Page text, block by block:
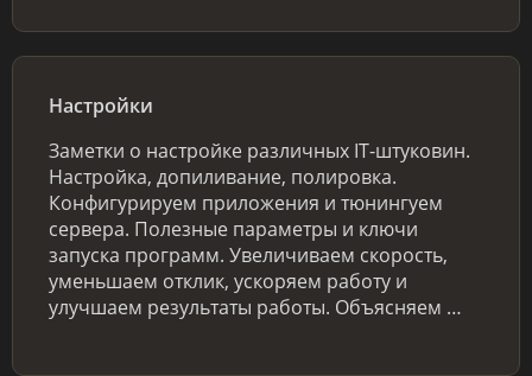
Настройки
Заметки о настройке различных IT-штуковин.
Настройка, допиливание, полировка.
Конфигурируем приложения и тюнингуем
сервера. Полезные параметры и ключи
запуска программ. Увеличиваем скорость,
уменьшаем отклик, ускоряем работу и
улучшаем результаты работы. Объясняем …